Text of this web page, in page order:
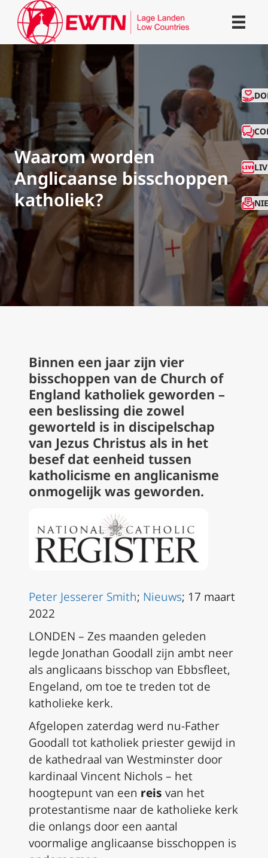
Waarom worden
Anglicaanse bisschoppen
katholiek?
Binnen een jaar zijn vier
bisschoppen van de Church of
England katholiek geworden –
een beslissing die zowel
geworteld is in discipelschap
van Jezus Christus als in het
besef dat eenheid tussen
katholicisme en anglicanisme
onmogelijk was geworden.
Peter Jesserer Smith; Nieuws; 17 maart
2022
LONDEN – Zes maanden geleden
legde Jonathan Goodall zijn ambt neer
als anglicaans bisschop van Ebbsfleet,
Engeland, om toe te treden tot de
katholieke kerk.
Afgelopen zaterdag werd nu-Father
Goodall tot katholiek priester gewijd in
de kathedraal van Westminster door
kardinaal Vincent Nichols – het
hoogtepunt van een reis van het
protestantisme naar de katholieke kerk
die onlangs door een aantal
voormalige anglicaanse bisschoppen is